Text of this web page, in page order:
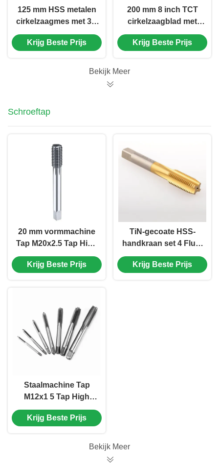
125 mm HSS metalen
cirkelzaagmes met 3/8
Arbor 80T HSS
snijmes
Krijg Beste Prijs
200 mm 8 inch TCT
cirkelzaagblad met
wolfraamcarbide voor
het snijden van non-
Krijg Beste Prijs
Bekijk Meer
Schroeftap
20 mm vormmachine
Tap M20x2.5 Tap High
Speed Steel Voor
koolstofarm staal
Krijg Beste Prijs
TiN-gecoate HSS-
handkraan set 4 Fluet
Bottoming Finishing
Rechte Fluetkraan
Krijg Beste Prijs
Staalmachine Tap
M12x1 5 Tap High
Speed Straight Fluted
Tap 4 Fluten
Krijg Beste Prijs
Bekijk Meer